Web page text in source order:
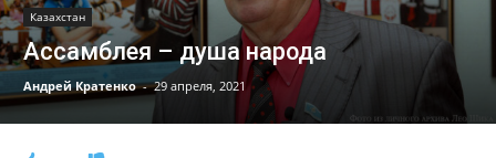
Казахстан
Ассамблея – душа народа
Андрей Кратенко - 29 апреля, 2021